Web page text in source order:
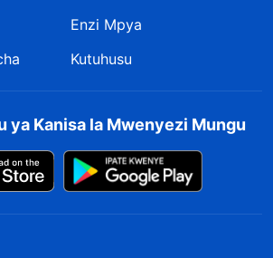
Enzi Mpya
Kutuhusu
ya Kanisa la Mwenyezi Mungu